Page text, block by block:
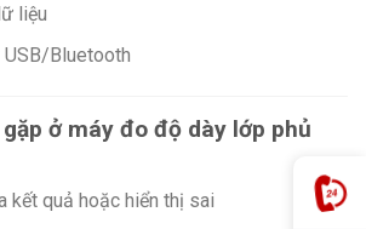
liệu
USB/Bluetooth
ở máy đo độ dày lớp phủ
kết quả hoặc hiển thị sai